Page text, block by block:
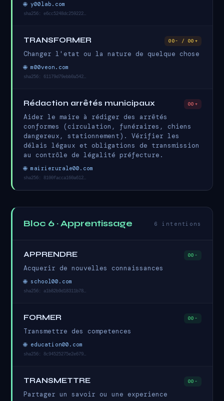
🌐 y00lab.com
sha256: e6cc5248dc259222…
TRANSFORMER 00- / 00+
Changer l'etat ou la nature de quelque chose
🌐 m00veon.com
sha256: 61179d79ebb0a542…
Rédaction arrêtés municipaux 00+
Aider le maire à rédiger des arrêtés
conformes (circulation, funéraires, chiens
dangereux, stationnement). Vérifier les
délais légaux et obligations de transmission
au contrôle de légalité préfecture.
🌐 mairierurale00.com
sha256: 8100facca160a612…
Bloc 6 · Apprentissage 6 intentions
APPRENDRE 00-
Acquerir de nouvelles connaissances
🌐 school00.com
sha256: a1b82b9d18311b78…
FORMER 00-
Transmettre des competences
🌐 education00.com
sha256: 8c94525275e2e679…
TRANSMETTRE 00-
Partager un savoir ou une experience